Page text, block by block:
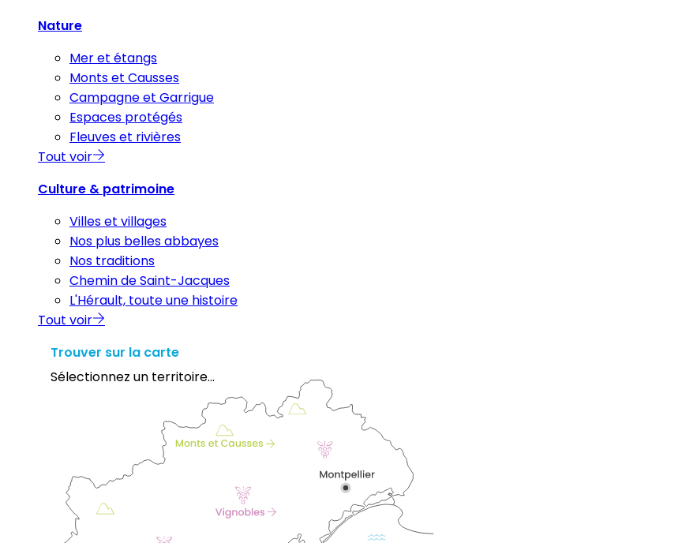
Nature
Mer et étangs
Monts et Causses
Campagne et Garrigue
Espaces protégés
Fleuves et rivières
Tout voir
Culture & patrimoine
Villes et villages
Nos plus belles abbayes
Nos traditions
Chemin de Saint-Jacques
L'Hérault, toute une histoire
Tout voir
Trouver sur la carte
Sélectionnez un territoire...